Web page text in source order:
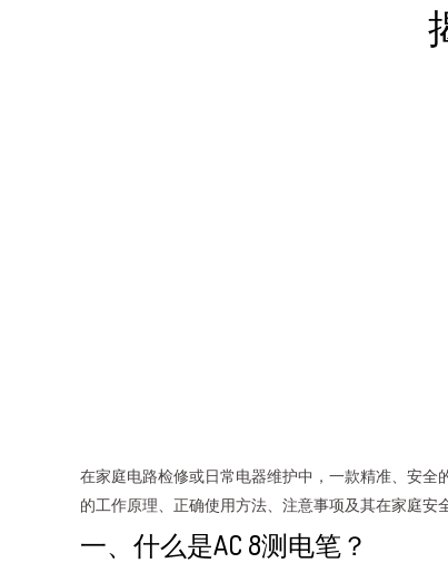
在家庭电路检修或日常电器维护中，一款精准、安
的工作原理、正确使用方法、注意事项及其在家庭安
一、什么是AC 8测电笔？